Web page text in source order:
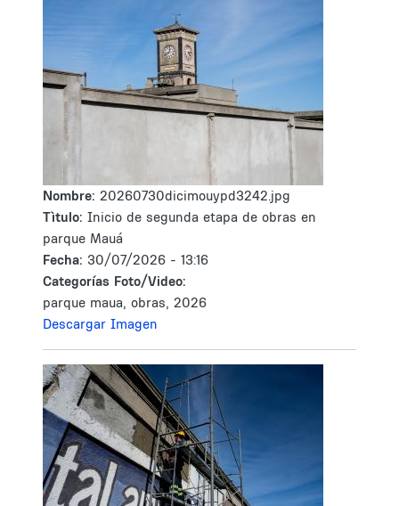
Nombre: 20260730dicimouypd3242.jpg
Tìtulo: Inicio de segunda etapa de obras en
parque Mauá
Fecha: 30/07/2026 - 13:16
Categorías Foto/Video:
parque maua, obras, 2026
Descargar Imagen